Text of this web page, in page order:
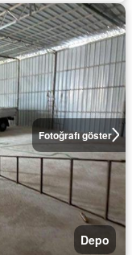
Fotoğrafı göster
Depo